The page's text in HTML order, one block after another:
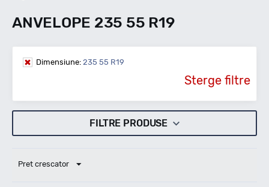
ANVELOPE 235 55 R19
Dimensiune: 235 55 R19
Sterge filtre
FILTRE PRODUSE
Pret crescator